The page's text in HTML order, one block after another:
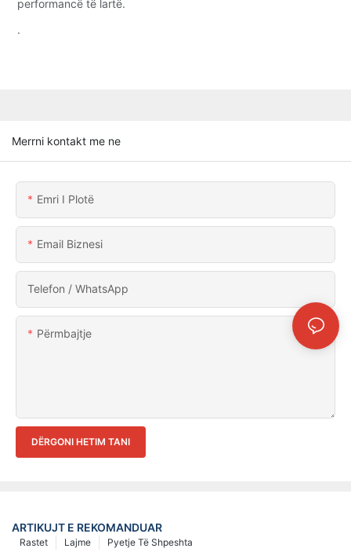
performancë të lartë.
.
Merrni kontakt me ne
Emri I Plotë
Email Biznesi
Telefon / WhatsApp
Përmbajtje
DËRGONI HETIM TANI
ARTIKUJT E REKOMANDUAR
Pyetje Të Shpeshta
Lajme
Rastet